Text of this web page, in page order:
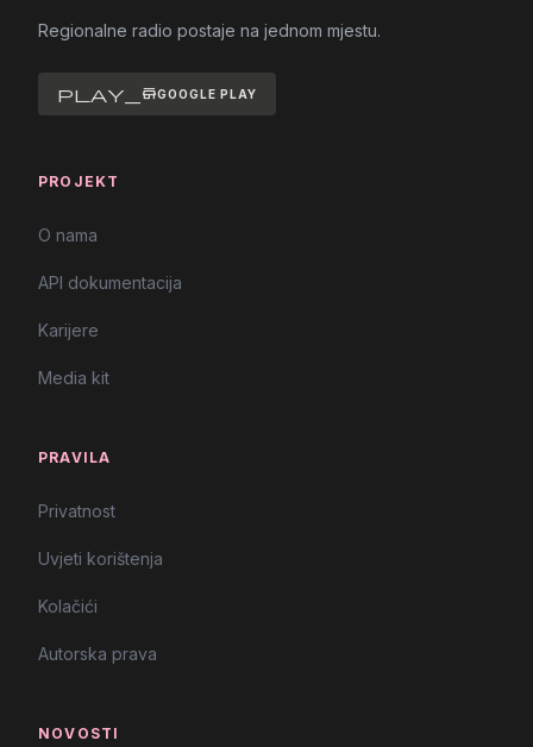
Regionalne radio postaje na jednom mjestu.
play_storeGOOGLE PLAY
PROJEKT
O nama
API dokumentacija
Karijere
Media kit
PRAVILA
Privatnost
Uvjeti korištenja
Kolačići
Autorska prava
NOVOSTI